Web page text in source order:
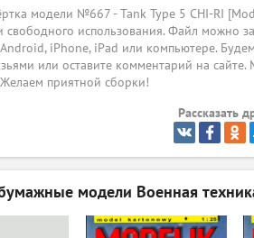
модели №667 - Tank Type 5 CHI-RI
свободного использования. Файл можно
Android, iPhone, iPad или компьютере.
или оставите комментарий на
приятной сборки!
Рассказать
модели Военная